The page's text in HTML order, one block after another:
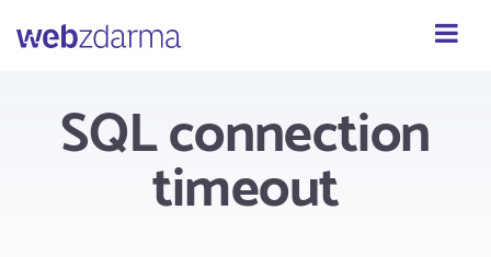
Webzdarma
SQL connection
timeout